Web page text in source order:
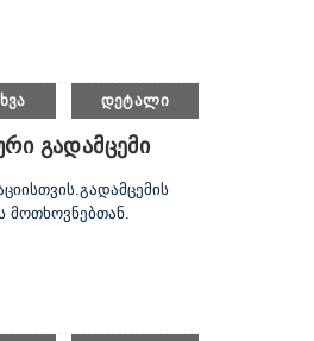
ᲓᲔᲢᲐᲚᲘ
Გადამცემი
მოთხოვნებთან.